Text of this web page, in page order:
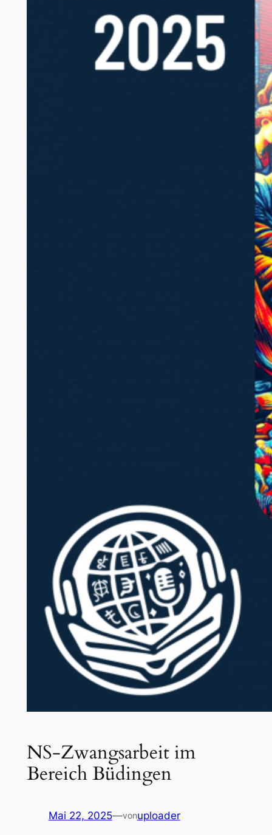
NS-Zwangsarbeit im
Bereich Büdingen
Mai 22, 2025—vonuploader